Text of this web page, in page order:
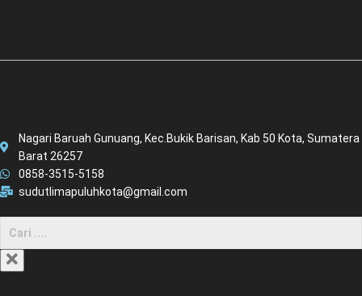
Nagari Baruah Gunuang, Kec.Bukik Barisan, Kab 50 Kota, Sumatera
Barat 26257
0858-3515-5158
sudutlimapuluhkota@gmail.com